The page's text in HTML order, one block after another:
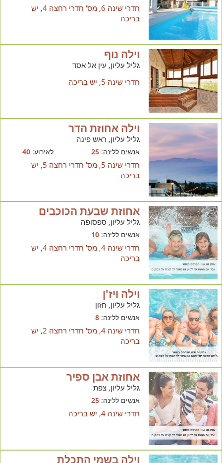
חדרי שינה 6, מס' חדרי רחצה 4, יש
בריכה
וילה נוף
גליל עליון, עין אל אסד
חדרי שינה 5, יש בריכה
וילה אחוזת הדר
גליל עליון, ראש פינה
אנשים ללינה:25 לאירוע:40
חדרי שינה 5, מס' חדרי רחצה 5, יש
בריכה
אחוזת שבעת הכוכבים
גליל עליון, ספסופה
אנשים ללינה:10
חדרי שינה 4, מס' חדרי רחצה 4, יש
בריכה
וילה ויז'ן
גליל עליון, חזון
אנשים ללינה:8
חדרי שינה 4, מס' חדרי רחצה 2, יש
בריכה
אחוזת אבן ספיר
גליל עליון, צפת
אנשים ללינה:25
חדרי שינה 4, יש בריכה
וילה בשמי התכלת